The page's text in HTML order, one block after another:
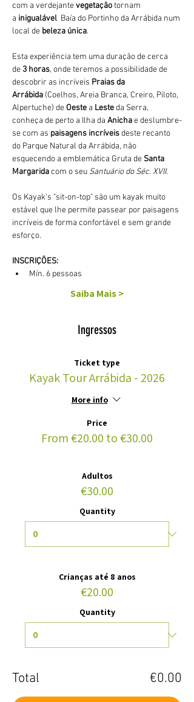
com a verdejante vegetação tornam
a inigualável Baía do Portinho da Arrábida num
local de beleza única.
Esta experiência tem uma duração de cerca
de 3 horas, onde teremos a possibilidade de
descobrir as incríveis Praias da
Arrábida (Coelhos, Areia Branca, Creiro, Piloto,
Alpertuche) de Oeste a Leste da Serra,
conheça de perto a Ilha da Anicha e deslumbre-
se com as paisagens incríveis deste recanto
do Parque Natural da Arrábida, não
esquecendo a emblemática Gruta de Santa
Margarida com o seu Santuário do Séc. XVII.
Os Kayak's "sit-on-top" são um kayak muito
estável que lhe permite passear por paisagens
incríveis de forma confortável e sem grande
esforço.
INSCRIÇÕES:
Mín. 6 pessoas
Saiba Mais >
Ingressos
Ticket type
Kayak Tour Arrábida - 2026
More info
Price
From €20.00 to €30.00
Adultos
€30.00
Quantity
Crianças até 8 anos
€20.00
Quantity
Total €0.00